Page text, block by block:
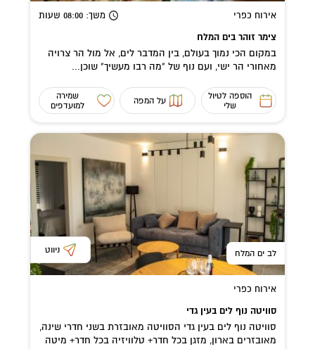
אירוח כפרי משך: 08:00 שעות
צימר זוהר בים המלח
במקום הכי נמוך בעולם, בין המדבר לים, אל מול הר צרויה
מאחורי הר ישי, ועם נוף של "מה רבו מעשיך" שוכן...
הוספה לטיול
שלי
על המפה
שמירה
למועדפים
לב ים המלח ניווט
אירוח כפרי
סוויטה נוף לים בעין גדי
סוויטה נוף לים בעין גדי הסוויטה מאובזרת בשני חדרי שינה,
מאובזרים בארון, מזגן בכל חדר+ טלוויזיה בכל חדר+ מיטה